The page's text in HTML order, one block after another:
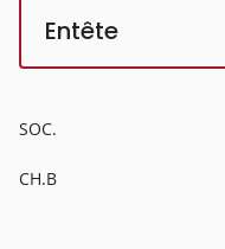
Entête
SOC.
CH.B